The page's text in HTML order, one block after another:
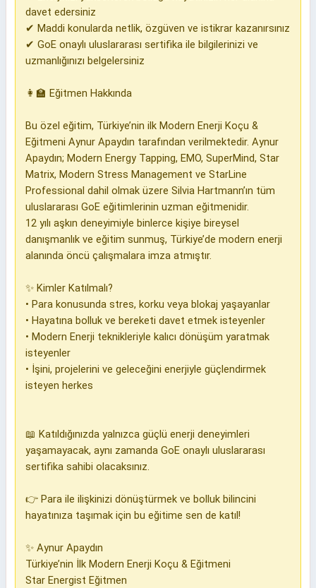
davet edersiniz
✔ Maddi konularda netlik, özgüven ve istikrar kazanırsınız
✔ GoE onaylı uluslararası sertifika ile bilgilerinizi ve
uzmanlığınızı belgelersiniz
👩‍🏫 Eğitmen Hakkında
Bu özel eğitim, Türkiye’nin ilk Modern Enerji Koçu &
Eğitmeni Aynur Apaydın tarafından verilmektedir. Aynur
Apaydın; Modern Energy Tapping, EMO, SuperMind, Star
Matrix, Modern Stress Management ve StarLine
Professional dahil olmak üzere Silvia Hartmann’ın tüm
uluslararası GoE eğitimlerinin uzman eğitmenidir.
12 yılı aşkın deneyimiyle binlerce kişiye bireysel
danışmanlık ve eğitim sunmuş, Türkiye’de modern enerji
alanında öncü çalışmalara imza atmıştır.
✨ Kimler Katılmalı?
• Para konusunda stres, korku veya blokaj yaşayanlar
• Hayatına bolluk ve bereketi davet etmek isteyenler
• Modern Enerji teknikleriyle kalıcı dönüşüm yaratmak
isteyenler
• İşini, projelerini ve geleceğini enerjiyle güçlendirmek
isteyen herkes
📖 Katıldığınızda yalnızca güçlü enerji deneyimleri
yaşamayacak, aynı zamanda GoE onaylı uluslararası
sertifika sahibi olacaksınız.
👉 Para ile ilişkinizi dönüştürmek ve bolluk bilincini
hayatınıza taşımak için bu eğitime sen de katıl!
✨ Aynur Apaydın
Türkiye’nin İlk Modern Enerji Koçu & Eğitmeni
Star Energist Eğitmen